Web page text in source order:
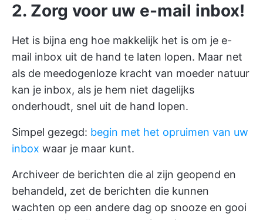
2. Zorg voor uw e-mail inbox!
Het is bijna eng hoe makkelijk het is om je e-
mail inbox uit de hand te laten lopen. Maar net
als de meedogenloze kracht van moeder natuur
kan je inbox, als je hem niet dagelijks
onderhoudt, snel uit de hand lopen.
Simpel gezegd: begin met het opruimen van uw
inbox waar je maar kunt.
Archiveer de berichten die al zijn geopend en
behandeld, zet de berichten die kunnen
wachten op een andere dag op snooze en gooi